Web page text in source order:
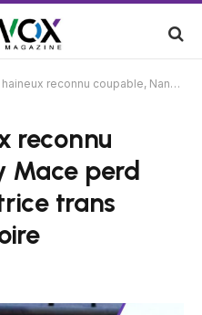
coupable, Nancy Mace perd tout et une créatrice trans entre dans l'histoire
reconnu
Mace perd
trans